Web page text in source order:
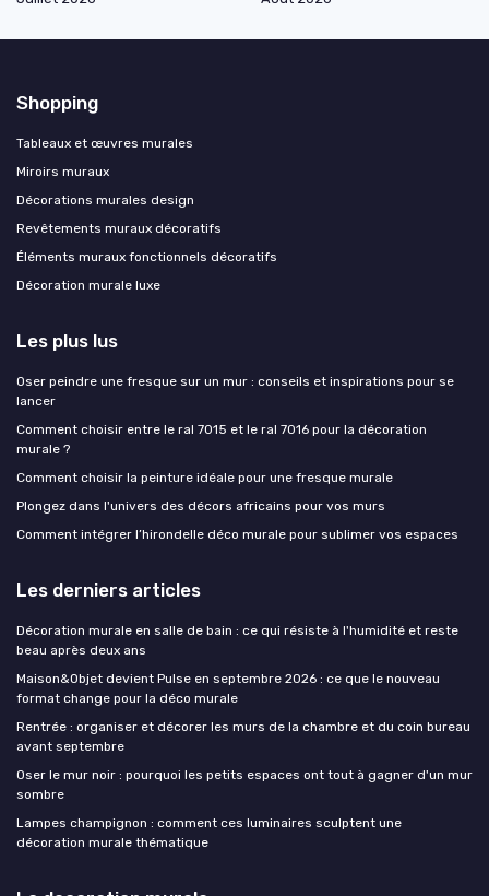
Shopping
Tableaux et œuvres murales
Miroirs muraux
Décorations murales design
Revêtements muraux décoratifs
Éléments muraux fonctionnels décoratifs
Décoration murale luxe
Les plus lus
Oser peindre une fresque sur un mur : conseils et inspirations pour se
lancer
Comment choisir entre le ral 7015 et le ral 7016 pour la décoration
murale ?
Comment choisir la peinture idéale pour une fresque murale
Plongez dans l'univers des décors africains pour vos murs
Comment intégrer l’hirondelle déco murale pour sublimer vos espaces
Les derniers articles
Décoration murale en salle de bain : ce qui résiste à l'humidité et reste
beau après deux ans
Maison&Objet devient Pulse en septembre 2026 : ce que le nouveau
format change pour la déco murale
Rentrée : organiser et décorer les murs de la chambre et du coin bureau
avant septembre
Oser le mur noir : pourquoi les petits espaces ont tout à gagner d'un mur
sombre
Lampes champignon : comment ces luminaires sculptent une
décoration murale thématique